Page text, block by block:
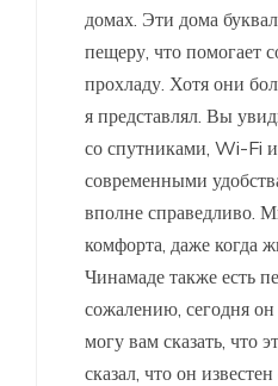
домах. Эти дома
пещеру, что помогает
прохладу. Хотя они
я представлял. Вы
со спутниками, Wi-Fi
современными
вполне справедливо.
комфорта, даже когда
Чинамаде также есть
сожалению, сегодня
могу вам сказать, что
сказал, что он